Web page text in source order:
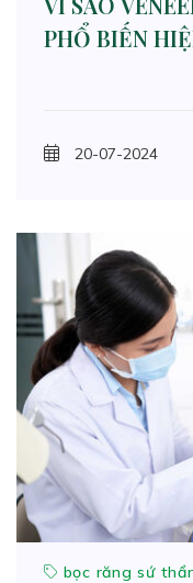
PHỔ BIẾN
20-07-2024
bọc răng sứ